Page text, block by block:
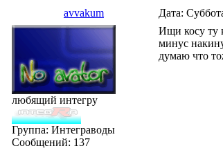
avvakum Дата:
любящий интегру
Группа: Интеграводы
Сообщений: 137
Ищи косу ту
минус
думаю что